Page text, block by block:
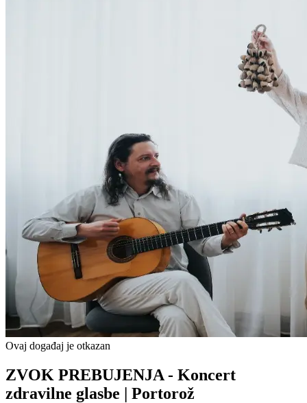
Ovaj događaj je otkazan
ZVOK PREBUJENJA - Koncert
zdravilne glasbe | Portorož